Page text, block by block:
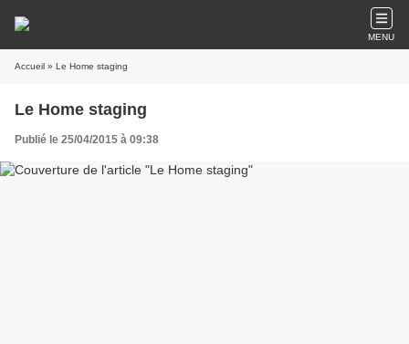
MENU
Accueil » Le Home staging
Le Home staging
Publié le 25/04/2015 à 09:38